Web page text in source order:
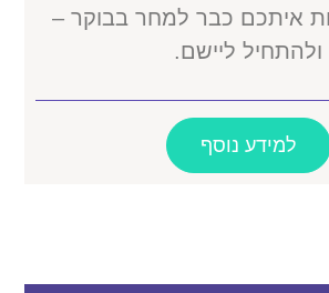
איתכם כבר למחר בבוקר –
ולהתחיל ליישם.
למידע נוסף